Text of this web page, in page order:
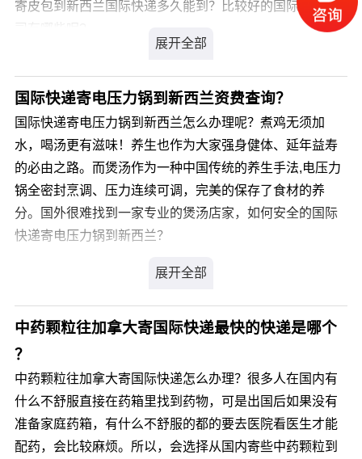
寄皮包到新西兰国际快递多久能到？比较好的国际快递公
您可以登录我们官方网站 详细咨询，我司会有专业客服为
您解答，解决您寄皮包到新西兰国际快递的疑虑。
国际快递寄电压力锅到新西兰资费查询？
国际快递寄电压力锅到新西兰怎么办理呢？煮鸡无须加
水，喝汤更有滋味！养生也作为大家强身健体、延年益寿
的必由之路。而煲汤作为一种中国传统的养生手法,电压力
锅全密封烹调、压力连续可调，完美的保存了食材的养
分。国外很难找到一家专业的煲汤店家，如何安全的国际
快递寄电压力锅到新西兰？
您可以登录我们官方网站 详细咨询，我司会有专业客服为
您解答，解决您国际快递寄电压力锅到新西兰的疑虑。
中药颗粒往加拿大寄国际快递最快的快递是哪个
？
中药颗粒往加拿大寄国际快递怎么办理？很多人在国内有
什么不舒服直接在药箱里找到药物，可是出国后如果没有
准备家庭药箱，有什么不舒服的都的要去医院看医生才能
配药，会比较麻烦。所以，会选择从国内寄些中药颗粒到